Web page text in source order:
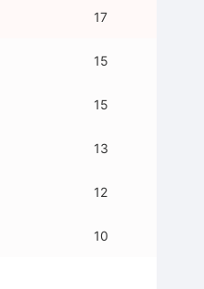
17
15
15
13
12
10